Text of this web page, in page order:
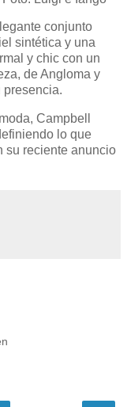
conjunto
sintética y una
y chic con un
de Angloma y
presencia.
Campbell
lo que
su reciente anuncio